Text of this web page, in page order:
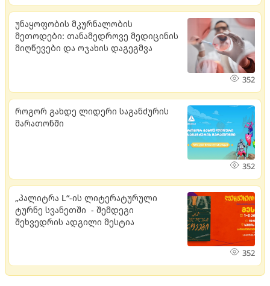
უნაყოფობის მკურნალობის
მეთოდები: თანამედროვე მედიცინის
მიღწევები და ოჯახის დაგეგმვა
352
როგორ გახდე ლიდერი საგანძურის
მარათონში
352
„პალიტრა L“-ის ლიტერატურული
ტურნე სვანეთში - შემდეგი
შეხვედრის ადგილი მესტია
352